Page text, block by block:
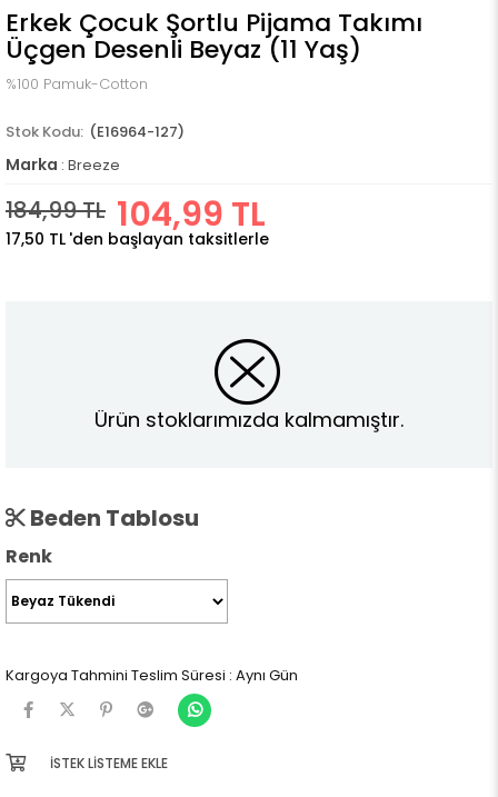
Erkek Çocuk Şortlu Pijama Takımı
Üçgen Desenli Beyaz (11 Yaş)
%100 Pamuk-Cotton
(E16964-127)
Marka : Breeze
184,99 TL 104,99 TL
17,50 TL 'den başlayan taksitlerle
Ürün stoklarımızda kalmamıştır.
Beden Tablosu
Renk
Kargoya Tahmini Teslim Süresi : Aynı Gün
İSTEK LISTEME EKLE